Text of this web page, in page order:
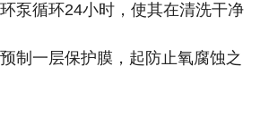
泵循环24小时，使其在清洗干净
制一层保护膜，起防止氧腐蚀之